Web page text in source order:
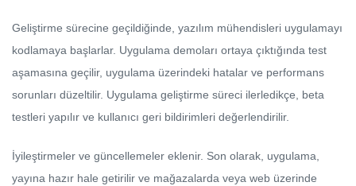
Geliştirme sürecine geçildiğinde, yazılım mühendisleri uygulamayı
kodlamaya başlarlar. Uygulama demoları ortaya çıktığında test
aşamasına geçilir, uygulama üzerindeki hatalar ve performans
sorunları düzeltilir. Uygulama geliştirme süreci ilerledikçe, beta
testleri yapılır ve kullanıcı geri bildirimleri değerlendirilir.
İyileştirmeler ve güncellemeler eklenir. Son olarak, uygulama,
yayına hazır hale getirilir ve mağazalarda veya web üzerinde